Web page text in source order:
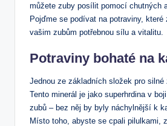
můžete ⁢zuby posílit pomocí chutných
Pojďme se podívat na potraviny, které⁢
vašim zubům potřebnou sílu a vitalitu.
Potraviny bohaté na
Jednou ze základních složek⁢ pro silné
Tento minerál je jako superhrdina v
zubů – bez něj​ by byly náchylnější k
Místo toho, abyste se cpali ‌pilulkami,